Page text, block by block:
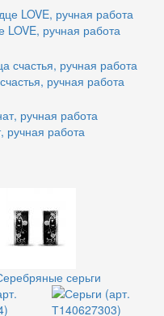
ручная работа
ручная работа
ручная работа
серьги